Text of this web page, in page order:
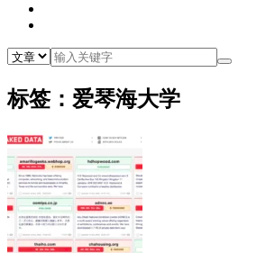
标签：爱琴海大学